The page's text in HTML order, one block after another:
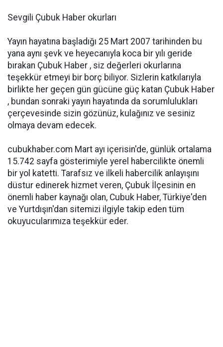
Sevgili Çubuk Haber okurları
Yayın hayatına başladığı 25 Mart 2007 tarihinden bu
yana aynı şevk ve heyecanıyla koca bir yılı geride
bırakan Çubuk Haber , siz değerleri okurlarına
teşekkür etmeyi bir borç biliyor. Sizlerin katkılarıyla
birlikte her geçen gün gücüne güç katan Çubuk Haber
, bundan sonraki yayın hayatında da sorumlulukları
çerçevesinde sizin gözünüz, kulağınız ve sesiniz
olmaya devam edecek.
cubukhaber.com Mart ayı içerisin'de, günlük ortalama
15.742 sayfa gösterimiyle yerel habercilikte önemli
bir yol katetti. Tarafsız ve ilkeli habercilik anlayışını
düstur edinerek hizmet veren, Çubuk İlçesinin en
önemli haber kaynağı olan, Cubuk Haber, Türkiye'den
ve Yurtdışın'dan sitemizi ilgiyle takip eden tüm
okuyucularımıza teşekkür eder.